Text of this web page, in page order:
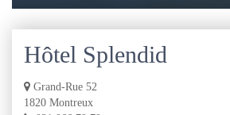
Hôtel Splendid
Grand-Rue 52
1820 Montreux